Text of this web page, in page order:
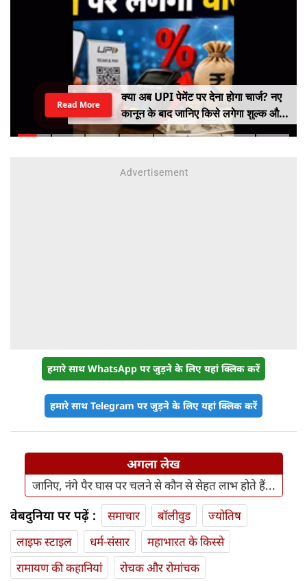
क्या अब UPI पेमेंट पर देना होगा चार्ज? नए
कानून के बाद जानिए किसे लगेगा शुल्क और
किसे नहीं
Read More
हमारे साथ WhatsApp पर जुड़ने के लिए यहां क्लिक करें
हमारे साथ Telegram पर जुड़ने के लिए यहां क्लिक करें
अगला लेख
जानिए, नंगे पैर घास पर चलने से कौन से सेहत लाभ होते हैं...
वेबदुनिया पर पढ़ें : समाचार बॉलीवुड
ज्योतिष
लाइफ स्‍टाइल
धर्म-संसार
महाभारत के किस्से
रामायण की कहानियां
रोचक और रोमांचक